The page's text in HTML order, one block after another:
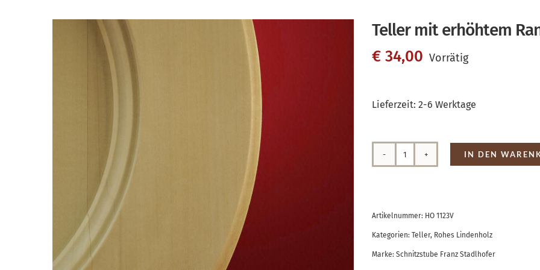
Teller mit erhöhtem
€ 34,00 Vorrätig
Lieferzeit: 2-6 Werktage
Teller
Rand
Menge
IN DEN
Artikelnummer: HO 1123V
Kategorien: Teller, Rohes Lindenholz
Marke: Schnitzstube Franz Stadlhofer